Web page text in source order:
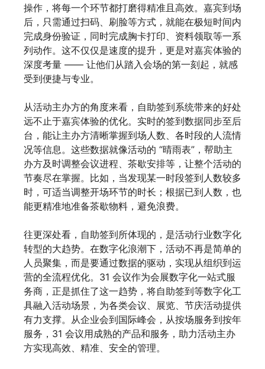
操作，将每一个环节都打磨得精准且高效。嘉宾到场
后，只需通过扫码、刷脸等方式，就能在极短时间内
完成身份验证，同时完成胸卡打印、资料领取等一系
列动作。这不仅仅是速度的提升，更是对嘉宾体验的
深度考量 —— 让他们从踏入会场的第一刻起，就感
受到便捷与专业。
从活动主办方的角度来看，自助签到系统带来的好处
远不止于嘉宾体验的优化。实时的签到数据同步至后
台，能让主办方清晰掌握到场人数、各时段的人流情
况等信息。这些数据就像活动的 “晴雨表”，帮助主
办方及时调整会议进程、茶歇安排等，让整个活动的
节奏尽在掌握。比如，当发现某一时段签到人数较多
时，可适当调整开场环节的时长；根据已到人数，也
能更精准地准备茶歇物料，避免浪费。
往更深处看，自助签到所体现的，是活动行业数字化
转型的大趋势。在数字化浪潮下，活动不再是简单的
人员聚集，而是要通过数据的驱动，实现从组织到运
营的全流程优化。31 会议作为会展数字化一站式服
务商，正是抓住了这一趋势，将自助签到等数字化工
具融入活动场景，为各类会议、展览、节庆活动提供
有力支撑。从企业会到国际峰会，从按场服务到按年
服务，31 会议用成熟的产品和服务，助力活动主办
方实现高效、精准、安全的管理。